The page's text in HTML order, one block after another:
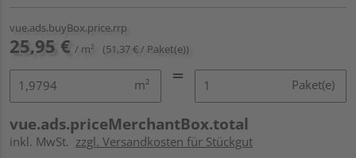
vue.ads.buyBox.price.rrp
25,95 € / m² (51,37 € / Paket(e))
m² Paket(e)
vue.ads.priceMerchantBox.total
inkl. MwSt. zzgl. Versandkosten für Stückgut